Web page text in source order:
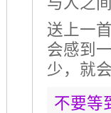
送上一
会感到
少，就
不要等